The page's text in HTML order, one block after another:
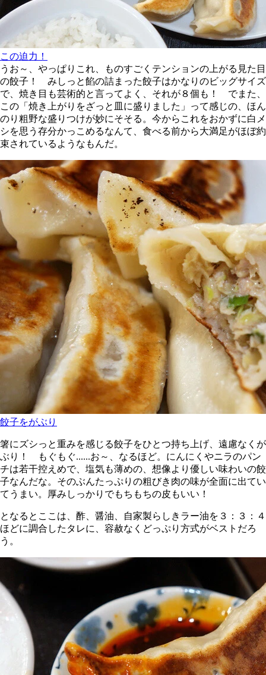
この迫力！
うお～、やっぱりこれ、ものすごくテンションの上がる見た目
の餃子！ みしっと餡の詰まった餃子はかなりのビッグサイズ
で、焼き目も芸術的と言ってよく、それが８個も！ でまた、
この「焼き上がりをざっと皿に盛りました」って感じの、ほん
のり粗野な盛りつけが妙にそそる。今からこれをおかずに白メ
シを思う存分かっこめるなんて、食べる前から大満足がほぼ約
束されているようなもんだ。
餃子をがぶり
箸にズシっと重みを感じる餃子をひとつ持ち上げ、遠慮なくが
ぶり！ もぐもぐ......お～、なるほど。にんにくやニラのパン
チは若干控えめで、塩気も薄めの、想像より優しい味わいの餃
子なんだな。そのぶんたっぷりの粗びき肉の味が全面に出てい
てうまい。厚みしっかりでもちもちの皮もいい！
となるとここは、酢、醤油、自家製らしきラー油を３：３：４
ほどに調合したタレに、容赦なくどっぷり方式がベストだろ
う。